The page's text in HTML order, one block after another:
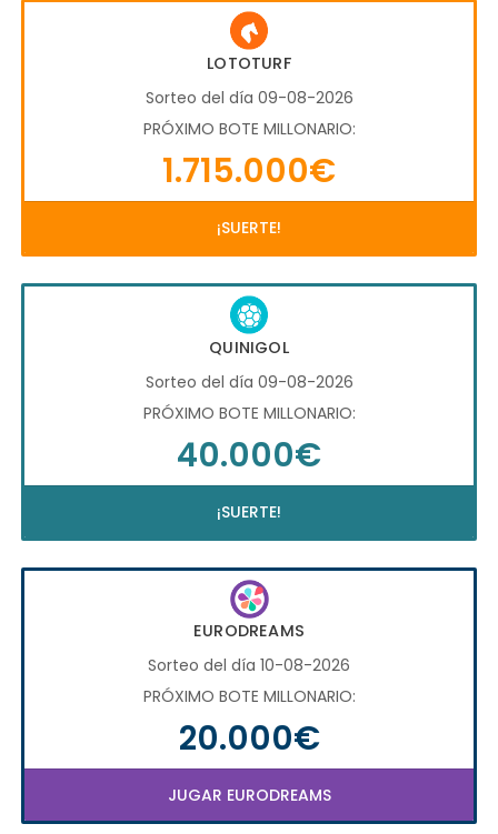
LOTOTURF
Sorteo del día 09-08-2026
PRÓXIMO BOTE MILLONARIO:
1.715.000€
¡SUERTE!
QUINIGOL
Sorteo del día 09-08-2026
PRÓXIMO BOTE MILLONARIO:
40.000€
¡SUERTE!
EURODREAMS
Sorteo del día 10-08-2026
PRÓXIMO BOTE MILLONARIO:
20.000€
JUGAR EURODREAMS